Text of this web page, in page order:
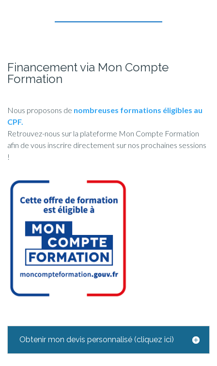
Financement via Mon Compte
Formation
Nous proposons de nombreuses formations éligibles au
CPF.
Retrouvez-nous sur la plateforme Mon Compte Formation
afin de vous inscrire directement sur nos prochaines sessions
!
Obtenir mon devis personnalisé (cliquez ici)